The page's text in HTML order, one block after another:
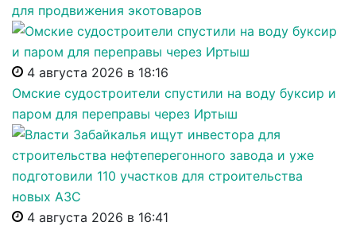
для продвижения экотоваров
4 августа 2026 в 18:16
Омские судостроители спустили на воду буксир и
паром для переправы через Иртыш
4 августа 2026 в 16:41